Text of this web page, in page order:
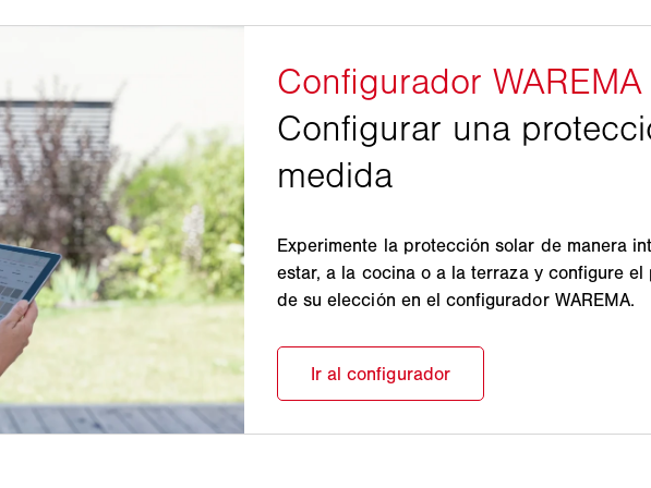
Experimente la protección solar de manera
estar, a la cocina o a la terraza y configure
de su elección en el configurador WAREMA.